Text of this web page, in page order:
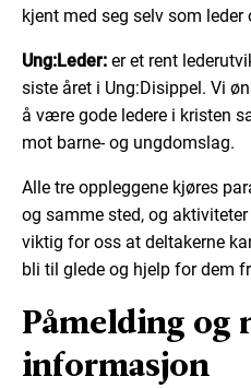
kjent med seg selv som leder
Ung:Leder: er et rent
siste året i Ung:Disippel. Vi
å være gode ledere i kristen
mot barne- og ungdomslag.
Alle tre oppleggene kjøres
og samme sted, og
viktig for oss at deltakerne
bli til glede og hjelp for dem
Påmelding og
informasjon